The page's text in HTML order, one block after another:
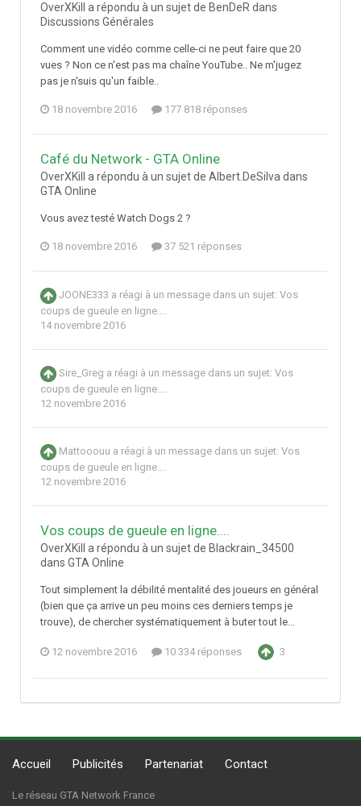
OverXKill a répondu à un sujet de BenDeR dans
Discussions Générales
Comment une vidéo comme celle-ci ne peut faire que 20
vues ? Non ce n'est pas ma chaîne YouTube.. Ne m'jugez
pas je n'suis qu'un faible..
18 novembre 2016 177 818 réponses
Café du Network - GTA Online
OverXKill a répondu à un sujet de Albert.DeSilva dans
GTA Online
Vous avez testé Watch Dogs 2 ?
18 novembre 2016 37 521 réponses
JOONE333 a réagi à un message dans un sujet: Vos
coups de gueule en ligne....
14 novembre 2016
Sire_Greg a réagi à un message dans un sujet: Vos
coups de gueule en ligne....
12 novembre 2016
Mattooouu a réagi à un message dans un sujet: Vos
coups de gueule en ligne....
12 novembre 2016
Vos coups de gueule en ligne....
OverXKill a répondu à un sujet de Blackrain_34500
dans GTA Online
Tout simplement la débilité mentalité des joueurs en général
(bien que ça arrive un peu moins ces derniers temps je
trouve), de chercher systématiquement à buter tout le...
12 novembre 2016 10 334 réponses 3
Accueil Publicités Partenariat Contact
Le réseau GTA Network France